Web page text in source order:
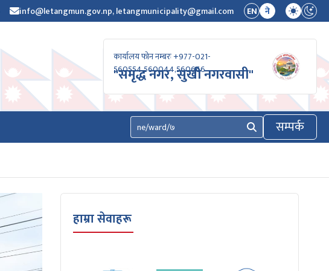
info@letangmun.gov.np, letangmunicipality@gmail.com EN ने
कार्यालय फोन नम्बरः +977-021-
560554,560044,560666
"समृद्ध नगर, सुखी नगरवासी"
खोज्नुहोस् सम्पर्क
हाम्रा सेवाहरू